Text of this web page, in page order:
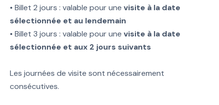
• Billet 2 jours : valable pour une visite à la date
sélectionnée et au lendemain
• Billet 3 jours : valable pour une visite à la date
sélectionnée et aux 2 jours suivants
Les journées de visite sont nécessairement
consécutives.